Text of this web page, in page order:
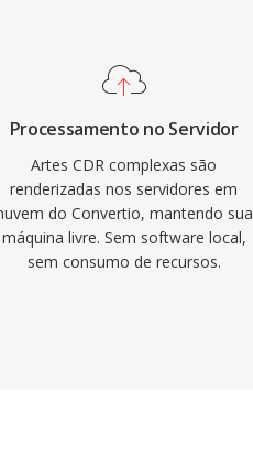
Processamento no Servidor
Artes CDR complexas são
renderizadas nos servidores em
do Convertio, mantendo sua
máquina livre. Sem software local,
sem consumo de recursos.